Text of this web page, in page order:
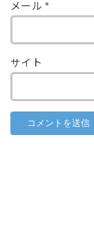
メール*
サイト